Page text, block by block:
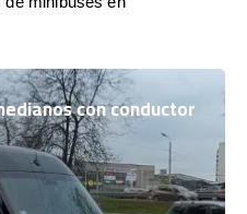
con conductor